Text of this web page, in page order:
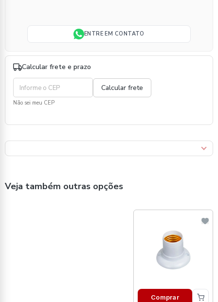
ENTRE EM CONTATO
Calcular frete e prazo
Não sei meu CEP
Veja também outras opções
Comprar